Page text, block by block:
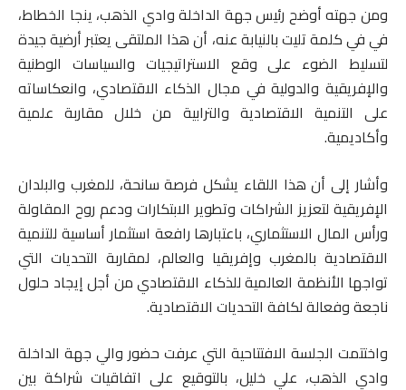
ومن جهته أوضح رئيس جهة الداخلة وادي الذهب، ينجا الخطاط،
في في كلمة تليت بالنيابة عنه، أن هذا الملتقى يعتبر أرضية جيدة
لتسليط الضوء على وقع الاستراتيجيات والسياسات الوطنية
والإفريقية والدولية في مجال الذكاء الاقتصادي، وانعكاساته
على التنمية الاقتصادية والترابية من خلال مقاربة علمية
وأكاديمية.
وأشار إلى أن هذا اللقاء يشكل فرصة سانحة، للمغرب والبلدان
الإفريقية لتعزيز الشراكات وتطوير الابتكارات ودعم روح المقاولة
ورأس المال الاستثماري، باعتبارها رافعة استثمار أساسية للتنمية
الاقتصادية بالمغرب وإفريقيا والعالم، لمقاربة التحديات التي
تواجها الأنظمة العالمية للذكاء الاقتصادي من أجل إيجاد حلول
ناجعة وفعالة لكافة التحديات الاقتصادية.
واختتمت الجلسة الافتتاحية التي عرفت حضور والي جهة الداخلة
وادي الذهب، علي خليل، بالتوقيع على اتفاقيات شراكة بين